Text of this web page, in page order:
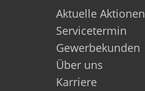
Aktuelle Aktionen
Servicetermin
Gewerbekunden
Über uns
Karriere